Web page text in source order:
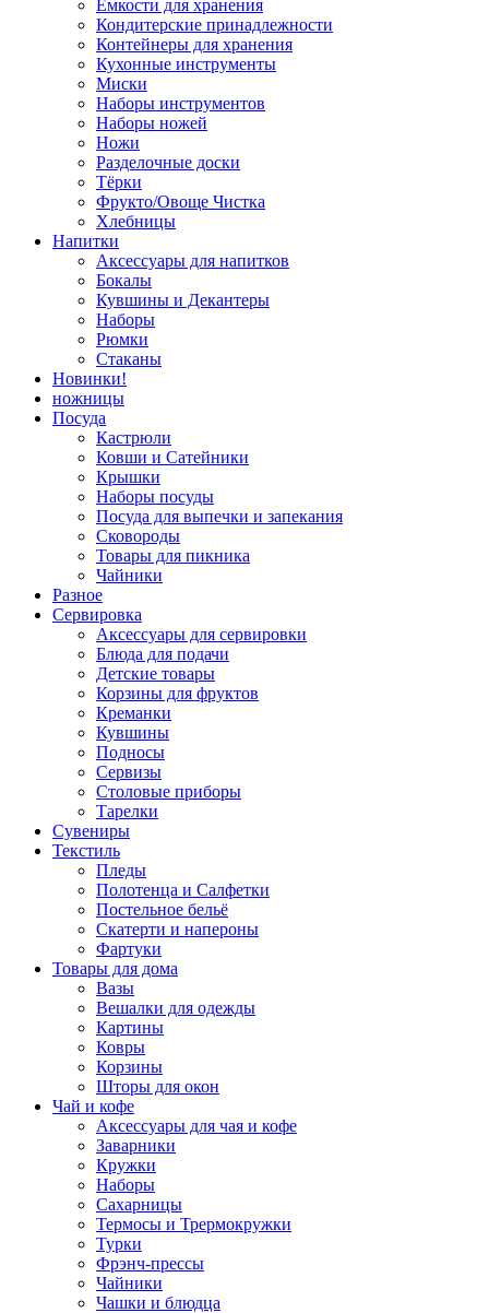
Ёмкости для хранения
Кондитерские принадлежности
Контейнеры для хранения
Кухонные инструменты
Миски
Наборы инструментов
Наборы ножей
Ножи
Разделочные доски
Тёрки
Фрукто/Овоще Чистка
Хлебницы
Напитки
Аксессуары для напитков
Бокалы
Кувшины и Декантеры
Наборы
Рюмки
Стаканы
Новинки!
ножницы
Посуда
Кастрюли
Ковши и Сатейники
Крышки
Наборы посуды
Посуда для выпечки и запекания
Сковороды
Товары для пикника
Чайники
Разное
Сервировка
Аксессуары для сервировки
Блюда для подачи
Детские товары
Корзины для фруктов
Креманки
Кувшины
Подносы
Сервизы
Столовые приборы
Тарелки
Сувениры
Текстиль
Пледы
Полотенца и Салфетки
Постельное бельё
Скатерти и напероны
Фартуки
Товары для дома
Вазы
Вешалки для одежды
Картины
Ковры
Корзины
Шторы для окон
Чай и кофе
Аксессуары для чая и кофе
Заварники
Кружки
Наборы
Сахарницы
Термосы и Трермокружки
Турки
Фрэнч-прессы
Чайники
Чашки и блюдца